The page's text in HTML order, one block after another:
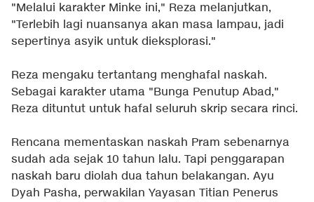
"Melalui karakter Minke ini," Reza melanjutkan,
"Terlebih lagi nuansanya akan masa lampau, jadi
sepertinya asyik untuk dieksplorasi."
Reza mengaku tertantang menghafal naskah.
Sebagai karakter utama "Bunga Penutup Abad,"
Reza dituntut untuk hafal seluruh skrip secara rinci.
Rencana mementaskan naskah Pram sebenarnya
sudah ada sejak 10 tahun lalu. Tapi penggarapan
naskah baru diolah dua tahun belakangan. Ayu
Dyah Pasha, perwakilan Yayasan Titian Penerus